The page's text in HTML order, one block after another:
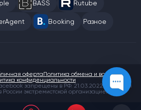
BASS Rutube
Booking Разное
запрещены в РФ. 21.03.2022 компания
экстремистской организацией.
офертаПолитика обмена и возврата
конфиденциальности